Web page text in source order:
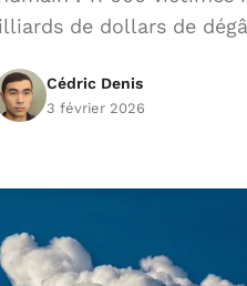
de dollars de
Cédric Denis
3 février 2026